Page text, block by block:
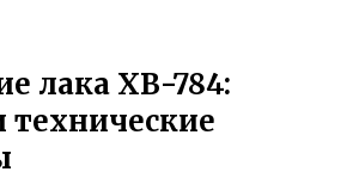
лака ХВ-784:
технические